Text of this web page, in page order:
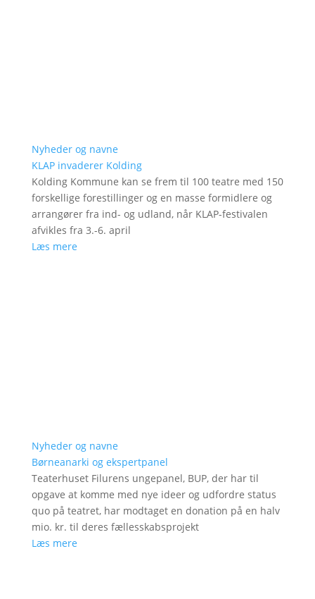
Nyheder og navne
KLAP invaderer Kolding
Kolding Kommune kan se frem til 100 teatre med 150
forskellige forestillinger og en masse formidlere og
arrangører fra ind- og udland, når KLAP-festivalen
afvikles fra 3.-6. april
Læs mere
Nyheder og navne
Børneanarki og ekspertpanel
Teaterhuset Filurens ungepanel, BUP, der har til
opgave at komme med nye ideer og udfordre status
quo på teatret, har modtaget en donation på en halv
mio. kr. til deres fællesskabsprojekt
Læs mere